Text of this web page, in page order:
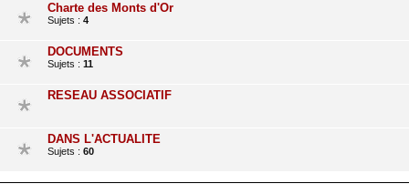
Charte des Monts d'Or
Sujets : 4
DOCUMENTS
Sujets : 11
RESEAU ASSOCIATIF
DANS L'ACTUALITE
Sujets : 60